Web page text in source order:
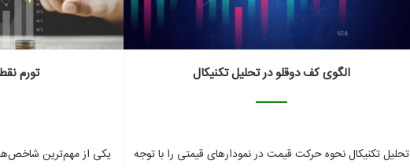
الگوی کف دوقلو در تحلیل تکنیکال
تحلیل تکنیکال نحوه حرکت قیمت در نمودار‌های قیمتی را با توجه
تورم
یکی از مهم‌ترین